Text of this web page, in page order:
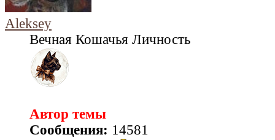
Aleksey
Вечная Кошачья Личность
Автор темы
Сообщения: 14581